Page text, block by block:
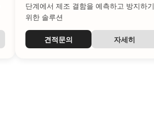
단계에서 제조 결함을 예측하고 방지하기
위한 솔루션
견적문의 자세히